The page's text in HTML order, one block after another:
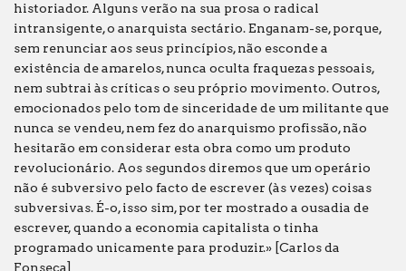
historiador. Alguns verão na sua prosa o radical
intransigente, o anarquista sectário. Enganam-se, porque,
sem renunciar aos seus princípios, não esconde a
existência de amarelos, nunca oculta fraquezas pessoais,
nem subtrai às críticas o seu próprio movimento. Outros,
emocionados pelo tom de sinceridade de um militante que
nunca se vendeu, nem fez do anarquismo profissão, não
hesitarão em considerar esta obra como um produto
revolucionário. Aos segundos diremos que um operário
não é subversivo pelo facto de escrever (às vezes) coisas
subversivas. É-o, isso sim, por ter mostrado a ousadia de
escrever, quando a economia capitalista o tinha
programado unicamente para produzir.» [Carlos da
Fonseca]